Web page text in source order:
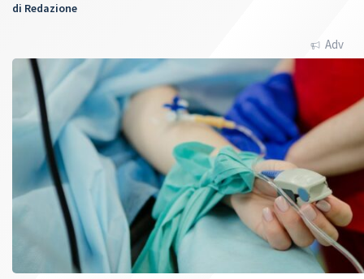
di Redazione
Adv